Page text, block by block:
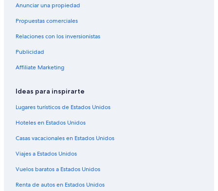
Hoteles cerca de Canal Street
Hoteles cerca de Terminal de cruceros de Julia Street
Hoteles cerca de Ogden Museum of Southern Art
Hoteles cerca de viñedos en Louisiana
Hoteles para fumadores en Louisiana
Hoteles 5 estrellas en Garden District
Hoteles de lujo en Garden District
Hoteles románticos en Garden District
Hoteles baratos en Garden District
Hoteles cerca del lago en Garden District
Hoteles con vista al mar en Garden District
Hoteles con vista en Garden District
Anunciar una propiedad
Propuestas comerciales
Relaciones con los inversionistas
Publicidad
Affiliate Marketing
Ideas para inspirarte
Lugares turísticos de Estados Unidos
Hoteles en Estados Unidos
Casas vacacionales en Estados Unidos
Viajes a Estados Unidos
Vuelos baratos a Estados Unidos
Renta de autos en Estados Unidos